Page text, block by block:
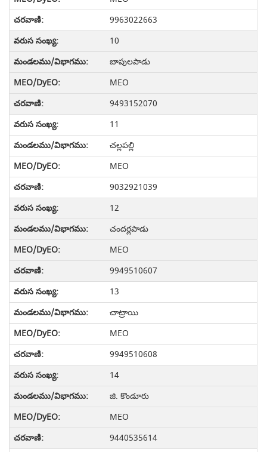
9963022663
10
బాపులపాడు
MEO
9493152070
11
చల్లపల్లి
MEO
9032921039
12
చందర్లపాడు
MEO
9949510607
13
చాట్రాయి
MEO
9949510608
14
జి. కొండూరు
MEO
9440535614